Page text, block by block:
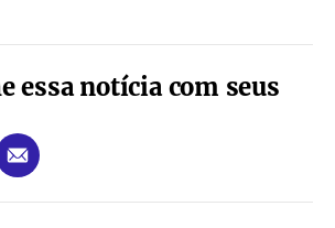
essa notícia com seus